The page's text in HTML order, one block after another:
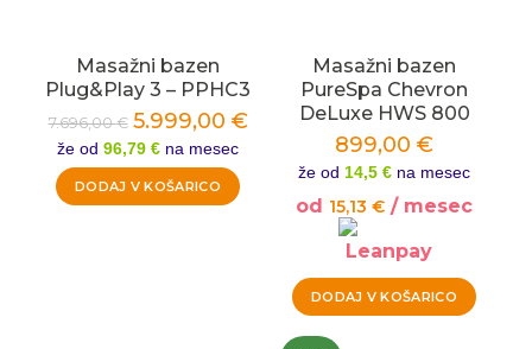
Masažni bazen
Plug&Play 3 – PPHC3
7.696,00€ 5.999,00 €
že od 96,79 € na mesec
DODAJ V KOŠARICO
Masažni bazen
PureSpa Chevron
DeLuxe HWS 800
899,00 €
že od 14,5 € na mesec
od 15,13 € / mesec
DODAJ V KOŠARICO